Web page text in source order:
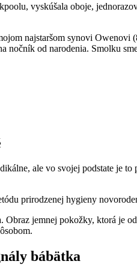
vyskúšala oboje,
najstaršom synovi
nočník od narodenia. Smolku
ale vo svojej podstate je
prirodzenej hygieny
Obraz jemnej pokožky, ktorá je
bábätka